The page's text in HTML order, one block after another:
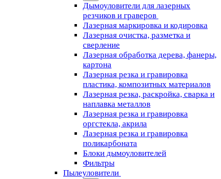
Дымоуловители для лазерных
резчиков и граверов
Лазерная маркировка и кодировка
Лазерная очистка, разметка и
сверление
Лазерная обработка дерева, фанеры,
картона
Лазерная резка и гравировка
пластика, композитных материалов
Лазерная резка, раскройка, сварка и
наплавка металлов
Лазерная резка и гравировка
оргстекла, акрила
Лазерная резка и гравировка
поликарбоната
Блоки дымоуловителей
Фильтры
Пылеуловители